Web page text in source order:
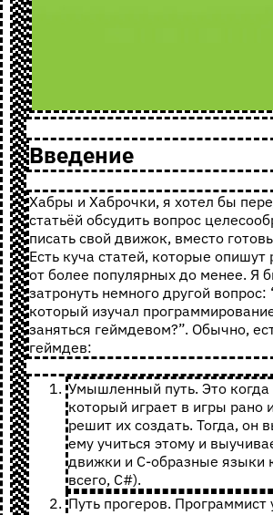
Введение
Хабры и Хаброчки, я хотел бы
статьёй обсудить вопрос
писать свой движок, вместо
Есть куча статей, которые
от более популярных до менее. Я
затронуть немного другой
который изучал
заняться геймдевом?”. Обычно,
геймдев:
Умышленный путь. Это когда
который играет в игры рано
решит их создать. Тогда, он
ему учиться этому и
движки и C-образные языки
всего, C#).
Путь прогеров. Программист